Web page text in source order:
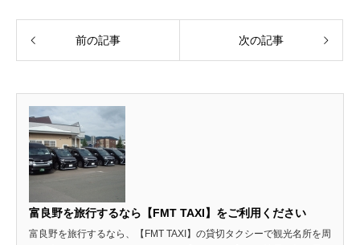
前の記事 次の記事
富良野を旅行するなら【FMT TAXI】をご利用ください
富良野を旅行するなら、【FMT TAXI】の貸切タクシーで観光名所を周